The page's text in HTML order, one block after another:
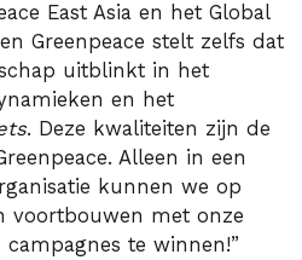
East Asia en het Global
Greenpeace stelt zelfs dat
uitblinkt in het
en het
. Deze kwaliteiten zijn de
Alleen in een
kunnen we op
voortbouwen met onze
campagnes te winnen!”